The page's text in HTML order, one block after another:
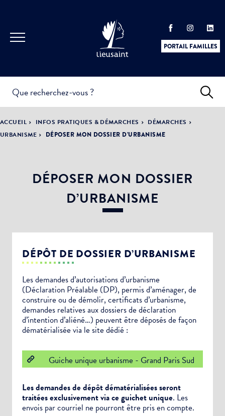
PORTAIL FAMILLES
PRATIQUES &
DÉMARCHES
ACTUALITÉS &
ÉVÈNEMENTS
LA VILLE
DÉMOCRATIE
PARTICIPATIVE
ACCUEIL INFOS PRATIQUES & DÉMARCHES
DÉMARCHES
URBANISME
DÉPOSER MON DOSSIER D’URBANISME
DÉPOSER MON DOSSIER
D’URBANISME
DÉPÔT DE DOSSIER D’URBANISME
Les demandes d’autorisations d’urbanisme
(Déclaration Préalable (DP), permis d’aménager, de
construire ou de démolir, certificats d’urbanisme,
demandes relatives aux dossiers de déclaration
d’intention d’aliéné…) peuvent être déposés de façon
dématérialisée via le site dédié :
Guiche unique urbanisme - Grand Paris Sud
Les demandes de dépôt dématérialisées seront
traitées exclusivement via ce guichet unique. Les
envois par courriel ne pourront être pris en compte.